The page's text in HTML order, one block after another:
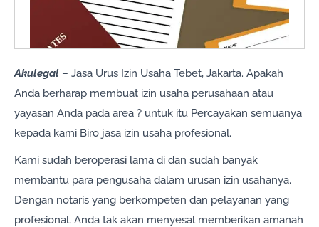
Akulegal – Jasa Urus Izin Usaha Tebet, Jakarta. Apakah
Anda berharap membuat izin usaha perusahaan atau
yayasan Anda pada area ? untuk itu Percayakan semuanya
kepada kami Biro jasa izin usaha profesional.
Kami sudah beroperasi lama di dan sudah banyak
membantu para pengusaha dalam urusan izin usahanya.
Dengan notaris yang berkompeten dan pelayanan yang
profesional, Anda tak akan menyesal memberikan amanah